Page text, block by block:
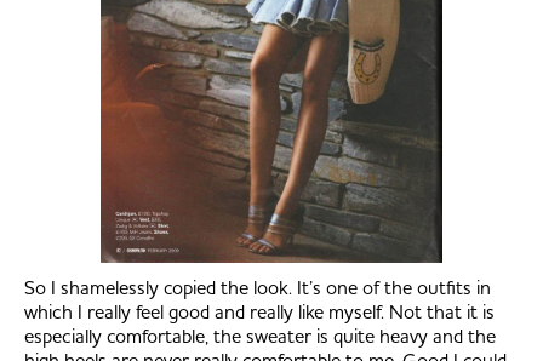
So I shamelessly copied the look. It’s one of the outfits in
which I really feel good and really like myself. Not that it is
especially comfortable, the sweater is quite heavy and the